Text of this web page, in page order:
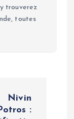
trouverez
toutes
Nivin
: